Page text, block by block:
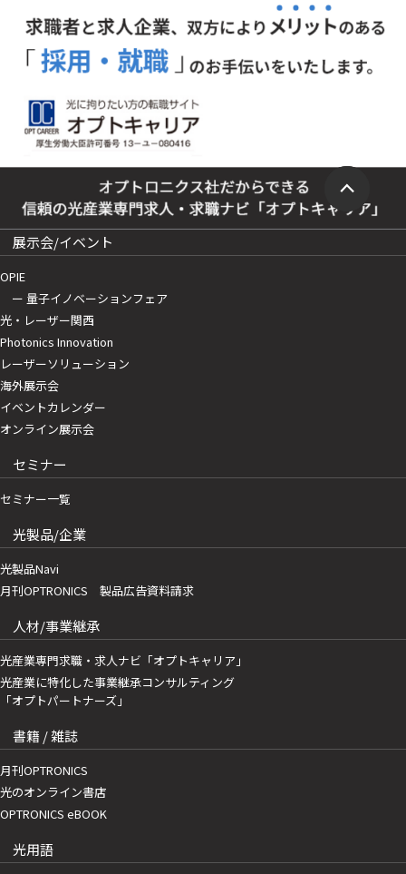
展示会/イベント
OPIE
ー 量子イノベーションフェア
光・レーザー関西
Photonics Innovation
レーザーソリューション
海外展示会
イベントカレンダー
オンライン展示会
セミナー
セミナー一覧
光製品/企業
光製品Navi
月刊OPTRONICS 製品広告資料請求
人材/事業継承
光産業専門求職・求人ナビ「オプトキャリア」
光産業に特化した事業継承コンサルティング
「オプトパートナーズ」
書籍 / 雑誌
月刊OPTRONICS
光のオンライン書店
OPTRONICS eBOOK
光用語